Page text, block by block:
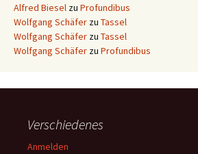
Alfred Biesel zu Profundibus
Wolfgang Schäfer zu Tassel
Wolfgang Schäfer zu Tassel
Wolfgang Schäfer zu Profundibus
Verschiedenes
Anmelden